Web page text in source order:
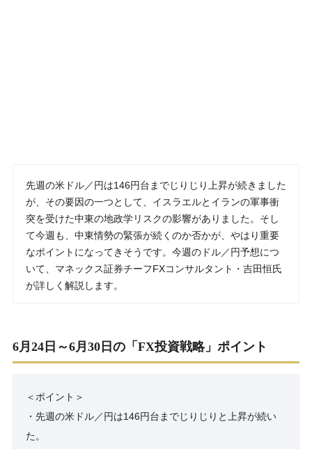
先週の米ドル／円は146円台までじりじり上昇が続きました
が、その要因の一つとして、イスラエルとイランの軍事衝
突を受けた中東の地政学リスクの影響がありました。そし
て今週も、中東情勢の緊張が続くのか否かが、やはり重要
なポイントになってきそうです。今週のドル／円予想につ
いて、マネックス証券チーフFXコンサルタント・吉田恒氏
が詳しく解説します。
6月24日～6月30日の「FX投資戦略」ポイント
＜ポイント＞
・先週の米ドル／円は146円台までじりじりと上昇が続い
た。